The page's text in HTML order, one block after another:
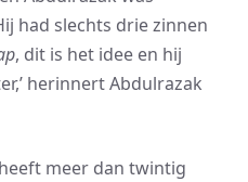
had slechts drie zinnen
, dit is het idee en hij
herinnert Abdulrazak
meer dan twintig